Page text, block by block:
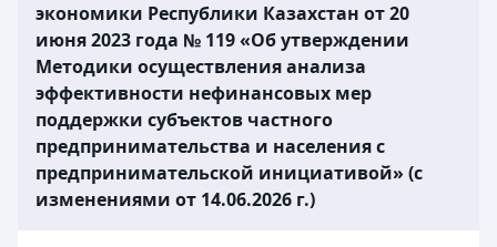
экономики Республики Казахстан от 20
июня 2023 года № 119 «Об утверждении
Методики осуществления анализа
эффективности нефинансовых мер
поддержки субъектов частного
предпринимательства и населения с
предпринимательской инициативой» (с
изменениями от 14.06.2026 г.)